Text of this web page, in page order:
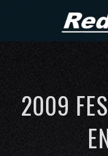
2009